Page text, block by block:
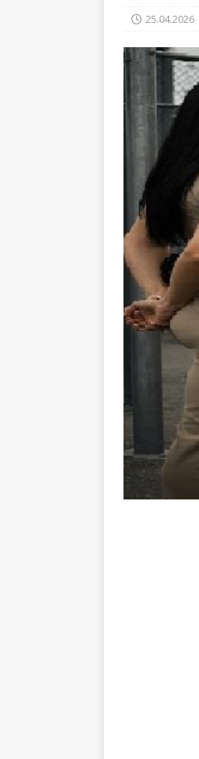
25.04.2026